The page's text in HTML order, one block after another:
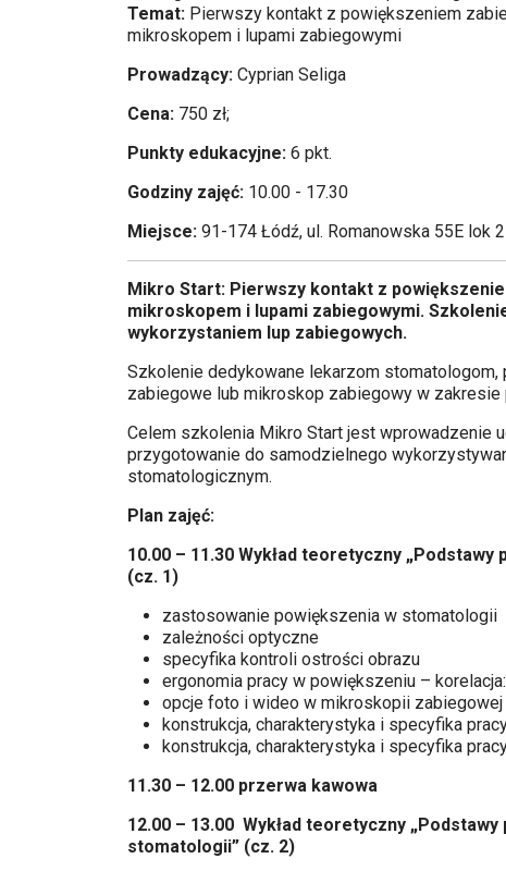
Temat: Pierwszy kontakt z powiększeniem
mikroskopem i lupami zabiegowymi
Prowadzący: Cyprian Seliga
Cena: 750 zł;
Punkty edukacyjne: 6 pkt.
Godziny zajęć: 10.00 - 17.30
Miejsce: 91-174 Łódź, ul. Romanowska 55E lok 2
Mikro Start: Pierwszy kontakt z
mikroskopem i lupami zabiegowymi.
wykorzystaniem lup zabiegowych.
Szkolenie dedykowane lekarzom
zabiegowe lub mikroskop zabiegowy w zakresie
Celem szkolenia Mikro Start jest wprowadzenie
przygotowanie do samodzielnego
stomatologicznym.
Plan zajęć:
10.00 – 11.30 Wykład teoretyczny
(cz. 1)
zastosowanie powiększenia w stomatologii
zależności optyczne
specyfika kontroli ostrości obrazu
ergonomia pracy w powiększeniu –
opcje foto i wideo w mikroskopii zabiegowej
konstrukcja, charakterystyka i specyfika
konstrukcja, charakterystyka i specyfika
11.30 – 12.00 przerwa kawowa
12.00 – 13.00 Wykład teoretyczny
stomatologii” (cz. 2)